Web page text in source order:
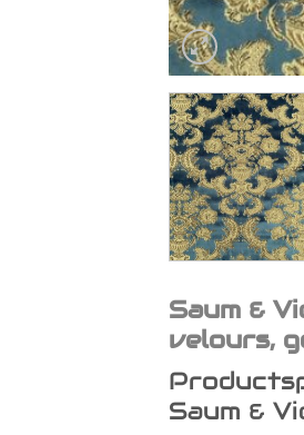
Saum &
velours,
Saum &